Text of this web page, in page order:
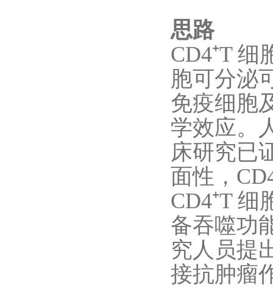
思路
CD4⁺T
胞可分泌
免疫细胞
学效应。
床研究已
面性，
CD4⁺T
备吞噬功
究人员提
接抗肿瘤